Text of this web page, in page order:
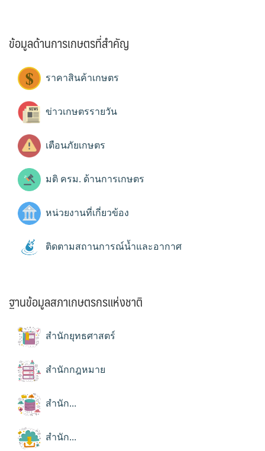
ข้อมูลด้านการเกษตรที่สำคัญ
ราคาสินค้าเกษตร
ข่าวเกษตรรายวัน
เตือนภัยเกษตร
มติ ครม. ด้านการเกษตร
หน่วยงานที่เกี่ยวข้อง
ติดตามสถานการณ์น้ำและอากาศ
ฐานข้อมูลสภาเกษตรกรแห่งชาติ
สำนักยุทธศาสตร์
สำนักกฎหมาย
สำนัก...
สำนัก...